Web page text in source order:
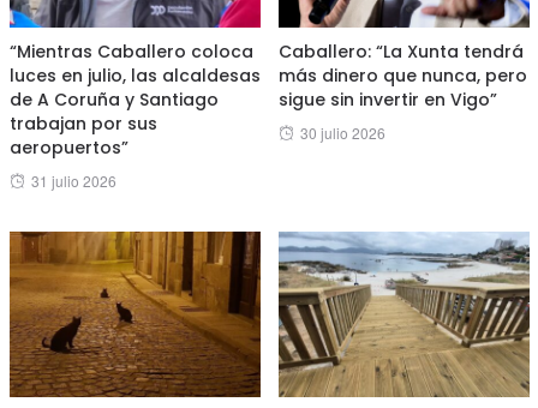
“Mientras Caballero coloca
luces en julio, las alcaldesas
de A Coruña y Santiago
trabajan por sus
aeropuertos”
Posted
31 julio 2026
Caballero: “La Xunta tendrá
más dinero que nunca, pero
sigue sin invertir en Vigo”
Posted
30 julio 2026